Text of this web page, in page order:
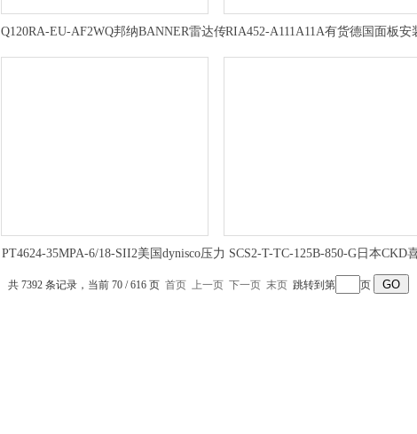
Q120RA-EU-AF2WQ邦纳BANNER雷达传RIA452-A111A11A有货德国面板安
PT4624-35MPA-6/18-SII2美国dynisco压力 SCS2-T-TC-125B-850-G日本CKD
气缸小型拉杆式供应
共 7392 条记录，当前 70 / 616 页 首页 上一页 下一页 末页 跳转到第 页